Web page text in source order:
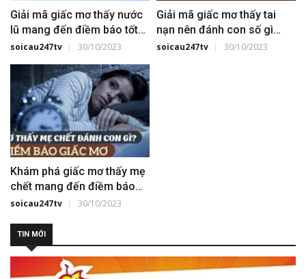
Giải mã giấc mơ thấy nước
lũ mang đến điềm báo tốt
hay xấu?
soicau247tv 30/10/2023
Giải mã giấc mơ thấy tai
nạn nên đánh con số gì
may mắn nhất
soicau247tv 30/10/2023
Khám phá giấc mơ thấy mẹ
chết mang đến điềm báo
tốt hay xấu?
soicau247tv 30/10/2023
TIN MỚI